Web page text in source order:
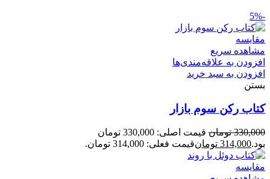
-5%
مقایسه
مشاهده سریع
افزودن به علاقه‌مندی‌ها
افزودن به سبد خرید
بستن
کتاب رکن سوم بازار
330,000 تومان
قیمت اصلی: 330,000 تومان
بود.314,000 تومانقیمت فعلی: 314,000 تومان.
مقایسه